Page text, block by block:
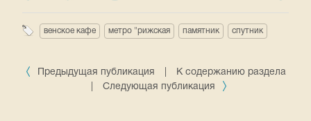
венское кафе метро "рижская памятник спутник
Предыдущая публикация
К содержанию раздела
Следующая публикация